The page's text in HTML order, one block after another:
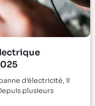
d’électricité, il
plusieurs